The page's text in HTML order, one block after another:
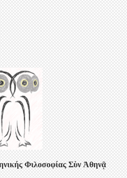
Φιλοσοφίας Σὺν Ἀθηνᾷ